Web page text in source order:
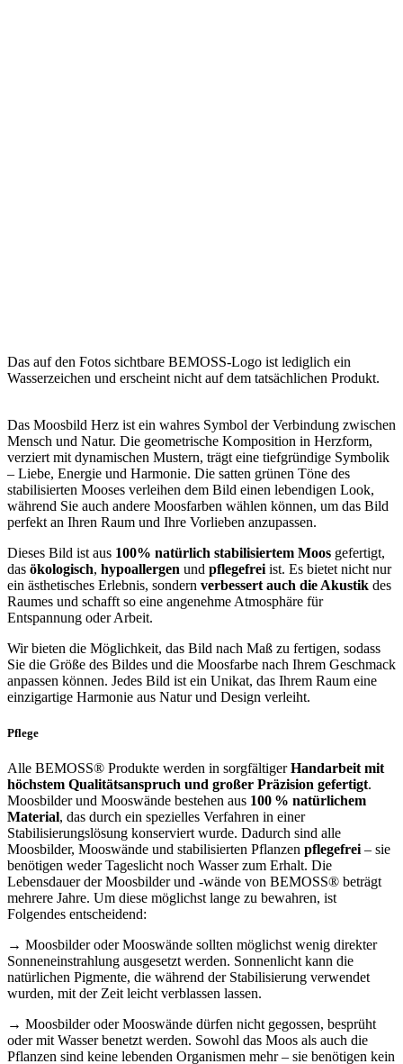
Das auf den Fotos sichtbare BEMOSS-Logo ist lediglich ein
Wasserzeichen und erscheint nicht auf dem tatsächlichen Produkt.
Das Moosbild Herz ist ein wahres Symbol der Verbindung zwischen
Mensch und Natur. Die geometrische Komposition in Herzform,
verziert mit dynamischen Mustern, trägt eine tiefgründige Symbolik
– Liebe, Energie und Harmonie. Die satten grünen Töne des
stabilisierten Mooses verleihen dem Bild einen lebendigen Look,
während Sie auch andere Moosfarben wählen können, um das Bild
perfekt an Ihren Raum und Ihre Vorlieben anzupassen.
Dieses Bild ist aus 100% natürlich stabilisiertem Moos gefertigt,
das ökologisch, hypoallergen und pflegefrei ist. Es bietet nicht nur
ein ästhetisches Erlebnis, sondern verbessert auch die Akustik des
Raumes und schafft so eine angenehme Atmosphäre für
Entspannung oder Arbeit.
Wir bieten die Möglichkeit, das Bild nach Maß zu fertigen, sodass
Sie die Größe des Bildes und die Moosfarbe nach Ihrem Geschmack
anpassen können. Jedes Bild ist ein Unikat, das Ihrem Raum eine
einzigartige Harmonie aus Natur und Design verleiht.
Pflege
Alle BEMOSS® Produkte werden in sorgfältigerHandarbeit mit
höchstem Qualitätsanspruch und großer Präzision gefertigt.
Moosbilder und Mooswände bestehen aus 100 % natürlichem
Material, das durch ein spezielles Verfahren in einer
Stabilisierungslösung konserviert wurde. Dadurch sind alle
Moosbilder, Mooswände und stabilisierten Pflanzen pflegefrei – sie
benötigen weder Tageslicht noch Wasser zum Erhalt. Die
Lebensdauer der Moosbilder und -wände von BEMOSS® beträgt
mehrere Jahre. Um diese möglichst lange zu bewahren, ist
Folgendes entscheidend:
→ Moosbilder oder Mooswände sollten möglichst wenig direkter
Sonneneinstrahlung ausgesetzt werden. Sonnenlicht kann die
natürlichen Pigmente, die während der Stabilisierung verwendet
wurden, mit der Zeit leicht verblassen lassen.
→ Moosbilder oder Mooswände dürfen nicht gegossen, besprüht
oder mit Wasser benetzt werden. Sowohl das Moos als auch die
Pflanzen sind keine lebenden Organismen mehr – sie benötigen kein